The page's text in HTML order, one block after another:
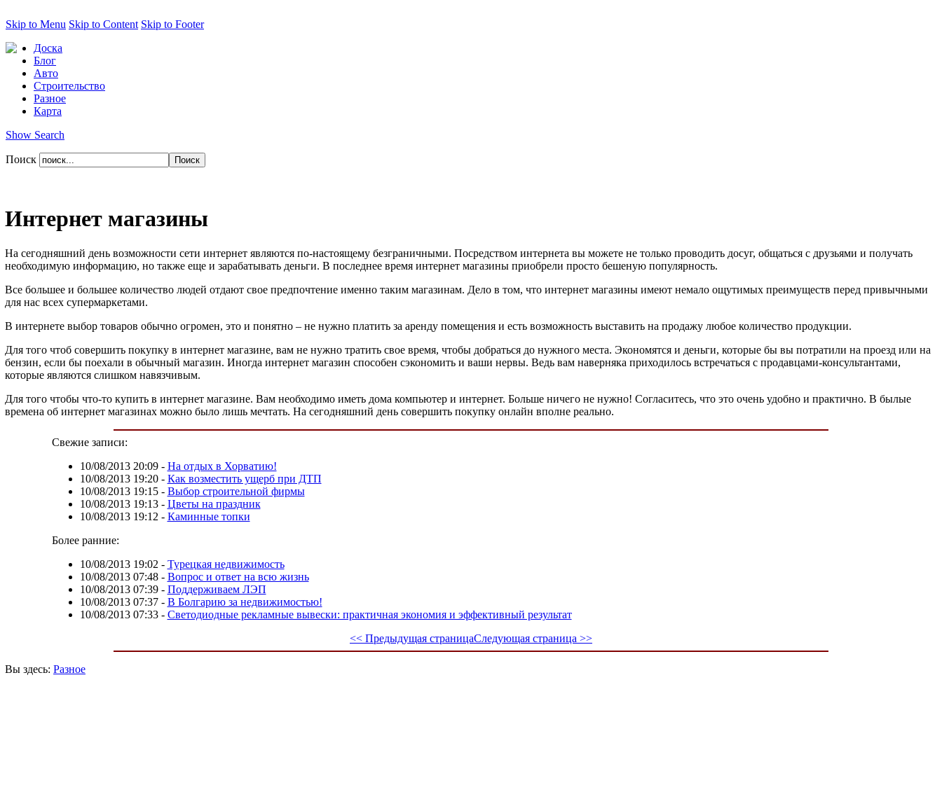
Skip to Menu Skip to Content Skip to Footer
Доска
Блог
Авто
Строительство
Разное
Карта
Show Search
Поиск
Интернет магазины
На сегодняшний день возможности сети интернет являются по-настоящему безграничными. Посредством интернета вы можете не только проводить досуг, общаться с друзьями и получать
необходимую информацию, но также еще и зарабатывать деньги. В последнее время интернет магазины приобрели просто бешеную популярность.
Все большее и большее количество людей отдают свое предпочтение именно таким магазинам. Дело в том, что интернет магазины имеют немало ощутимых преимуществ перед привычными
для нас всех супермаркетами.
В интернете выбор товаров обычно огромен, это и понятно – не нужно платить за аренду помещения и есть возможность выставить на продажу любое количество продукции.
Для того чтоб совершить покупку в интернет магазине, вам не нужно тратить свое время, чтобы добраться до нужного места. Экономятся и деньги, которые бы вы потратили на проезд или на
бензин, если бы поехали в обычный магазин. Иногда интернет магазин способен сэкономить и ваши нервы. Ведь вам наверняка приходилось встречаться с продавцами-консультантами,
которые являются слишком навязчивым.
Для того чтобы что-то купить в интернет магазине. Вам необходимо иметь дома компьютер и интернет. Больше ничего не нужно! Согласитесь, что это очень удобно и практично. В былые
времена об интернет магазинах можно было лишь мечтать. На сегодняшний день совершить покупку онлайн вполне реально.
Свежие записи:
10/08/2013 20:09- На отдых в Хорватию!
10/08/2013 19:20- Как возместить ущерб при ДТП
10/08/2013 19:15- Выбор строительной фирмы
10/08/2013 19:13- Цветы на праздник
10/08/2013 19:12 - Каминные топки
Более ранние:
10/08/2013 19:02 - Турецкая недвижимость
10/08/2013 07:48- Вопрос и ответ на всю жизнь
10/08/2013 07:39- Поддерживаем ЛЭП
10/08/2013 07:37- В Болгарию за недвижимостью!
10/08/2013 07:33- Светодиодные рекламные вывески: практичная экономия и эффективный результат
<< Предыдущая страницаСледующая страница >>
Вы здесь: Разное